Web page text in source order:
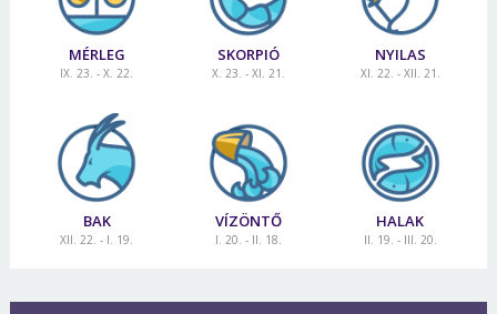
MÉRLEG
IX. 23. - X. 22.
SKORPIÓ
X. 23. - XI. 21.
NYILAS
XI. 22. - XII. 21.
BAK
XII. 22. - I. 19.
VÍZÖNTŐ
I. 20. - II. 18.
HALAK
II. 19. - III. 20.